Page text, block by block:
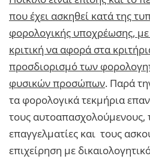
που έχει ασκηθεί κατά της
φορολογικής υποχρέωσης, με
κριτική να αφορά στα
προσδιορισμό των
φυσικών προσώπων. Παρά
τα φορολογικά τεκμήρια
τους αυτοαπασχολούμενους,
επαγγελματίες και τους
επιχείρηση με